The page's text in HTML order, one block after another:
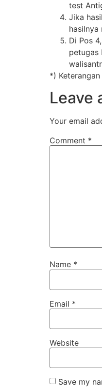
test
Jika
hasilnya
Di Pos
petugas
*)
Leave
Your email
Comment *
Name *
Email *
Website
Save my